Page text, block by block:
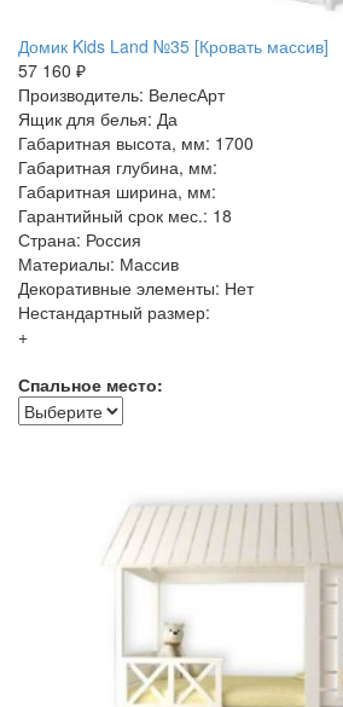
Домик Kids Land №35 [Кровать массив]
57 160 ₽
Производитель: ВелесАрт
Ящик для белья: Да
Габаритная высота, мм: 1700
Габаритная глубина, мм:
Габаритная ширина, мм:
Гарантийный срок мес.: 18
Страна: Россия
Материалы: Массив
Декоративные элементы: Нет
Нестандартный размер:
+
Спальное место: